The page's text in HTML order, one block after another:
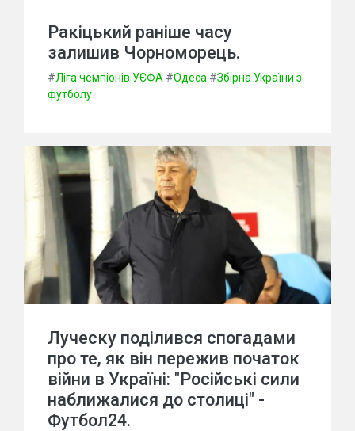
Ракіцький раніше часу
залишив Чорноморець.
#Ліга чемпіонів УЄФА #Одеса #Збірна України з
футболу
Луческу поділився спогадами
про те, як він пережив початок
війни в Україні: "Російські сили
наближалися до столиці" -
Футбол24.